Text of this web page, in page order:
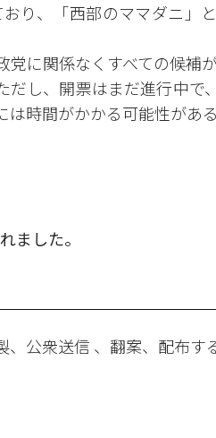
り、「西部のママダニ」
党に関係なくすべての候補
だし、開票はまだ進行中で
時間がかかる可能性がある
ました。
公衆送信 、翻案、配布す